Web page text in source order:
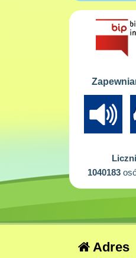
1040183
Adres